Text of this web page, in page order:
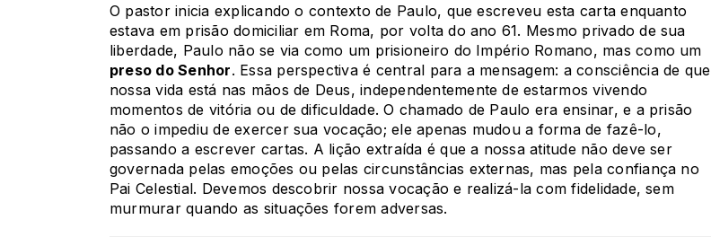
O pastor inicia explicando o contexto de Paulo, que escreveu esta carta enquanto
estava em prisão domiciliar em Roma, por volta do ano 61. Mesmo privado de sua
liberdade, Paulo não se via como um prisioneiro do Império Romano, mas como um
preso do Senhor. Essa perspectiva é central para a mensagem: a consciência de que
nossa vida está nas mãos de Deus, independentemente de estarmos vivendo
momentos de vitória ou de dificuldade. O chamado de Paulo era ensinar, e a prisão
não o impediu de exercer sua vocação; ele apenas mudou a forma de fazê-lo,
passando a escrever cartas. A lição extraída é que a nossa atitude não deve ser
governada pelas emoções ou pelas circunstâncias externas, mas pela confiança no
Pai Celestial. Devemos descobrir nossa vocação e realizá-la com fidelidade, sem
murmurar quando as situações forem adversas.